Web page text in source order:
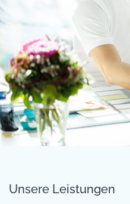
Unsere Leistungen